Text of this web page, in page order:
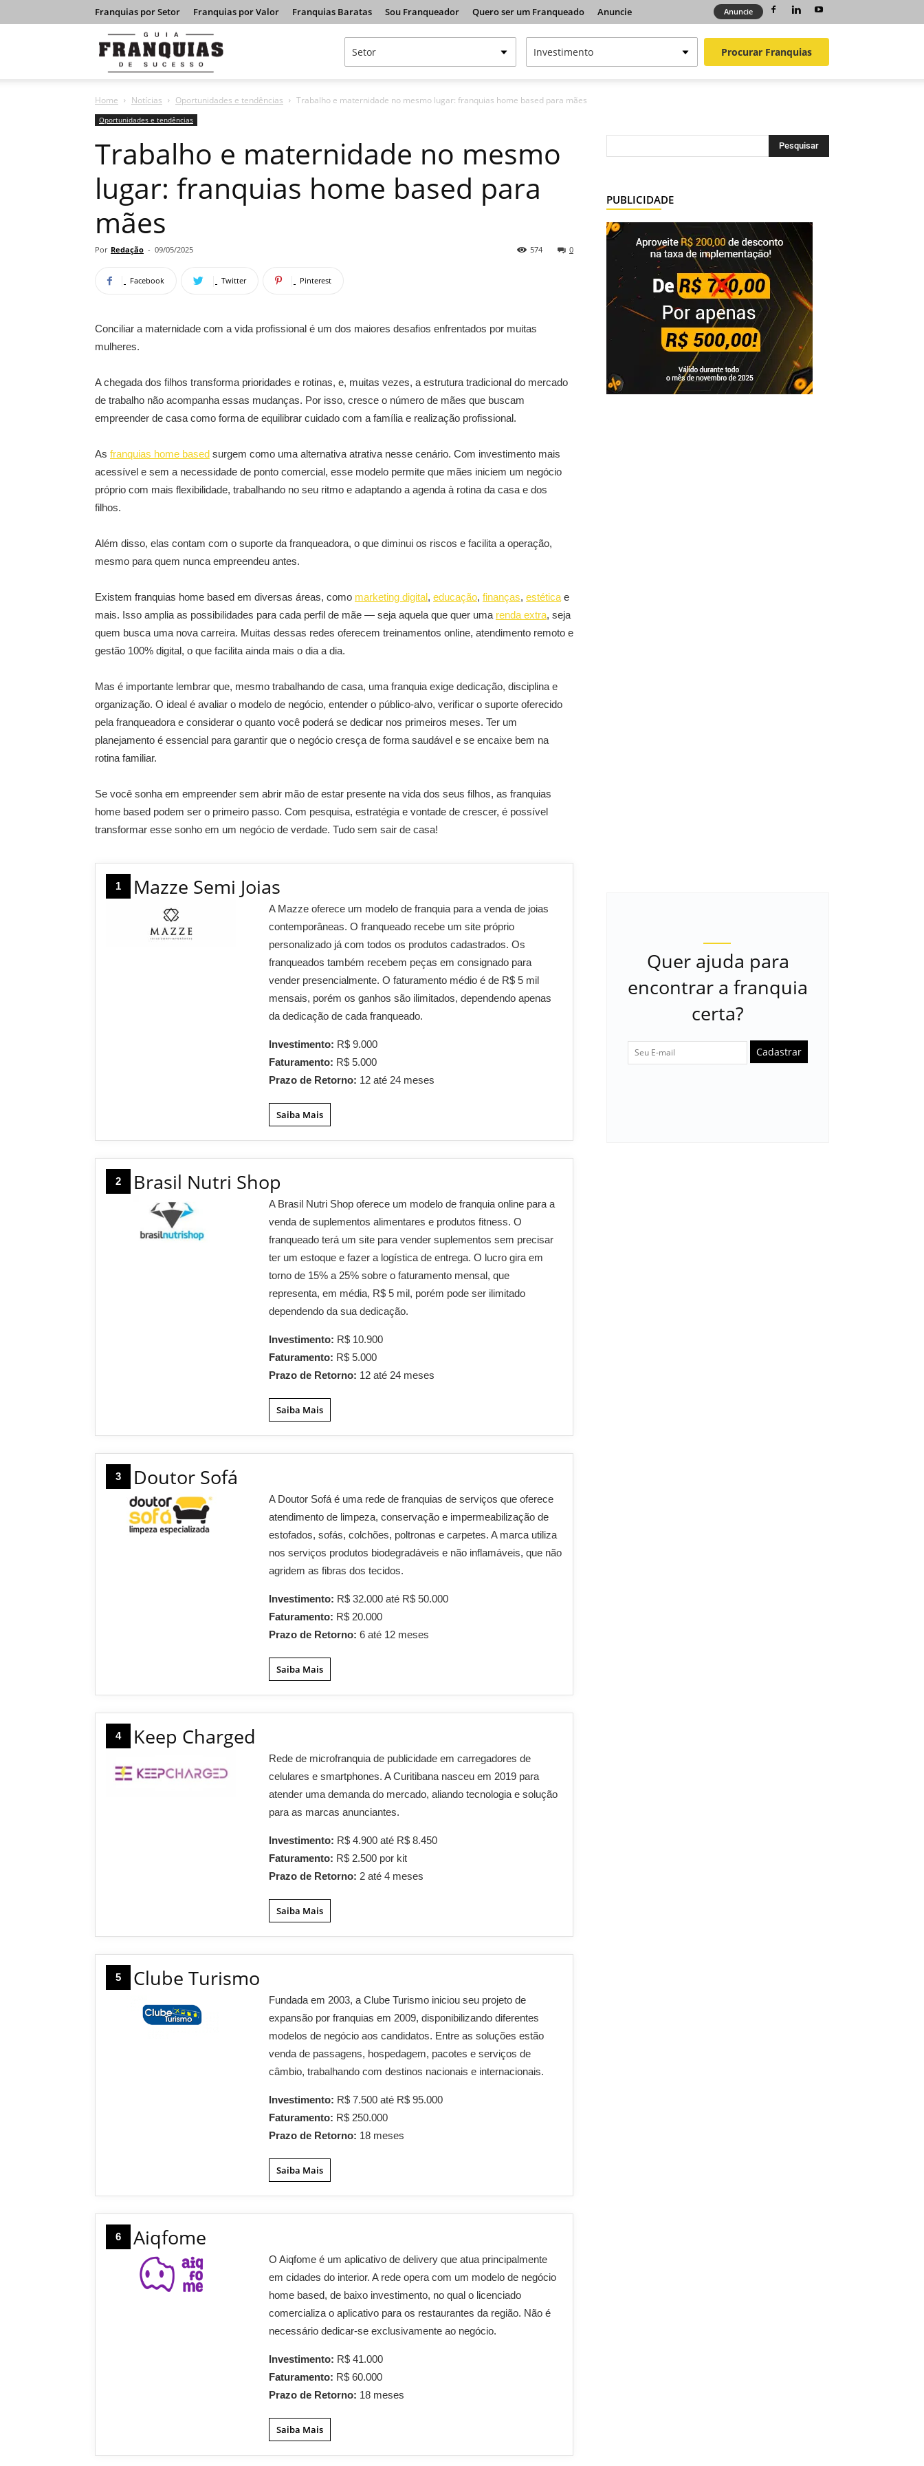
Franquias por Setor Franquias por Valor Franquias Baratas Sou Franqueador Quero ser um Franqueado Anuncie Anuncie
Franquias
de
Procurar Franquias
Home Notícias Oportunidades e tendências Trabalho e maternidade no mesmo lugar: franquias home based para mães
Oportunidades e tendências
Trabalho e maternidade no mesmo
lugar: franquias home based para
mães
Por Redação - 09/05/2025 0
574
Facebook Twitter Pinterest
Conciliar a maternidade com a vida profissional é um dos maiores desafios enfrentados por muitas
mulheres.
A chegada dos filhos transforma prioridades e rotinas, e, muitas vezes, a estrutura tradicional do mercado
de trabalho não acompanha essas mudanças. Por isso, cresce o número de mães que buscam
empreender de casa como forma de equilibrar cuidado com a família e realização profissional.
As franquias home based surgem como uma alternativa atrativa nesse cenário. Com investimento mais
acessível e sem a necessidade de ponto comercial, esse modelo permite que mães iniciem um negócio
próprio com mais flexibilidade, trabalhando no seu ritmo e adaptando a agenda à rotina da casa e dos
filhos.
Além disso, elas contam com o suporte da franqueadora, o que diminui os riscos e facilita a operação,
mesmo para quem nunca empreendeu antes.
Existem franquias home based em diversas áreas, como marketing digital, educação, finanças, estética e
mais. Isso amplia as possibilidades para cada perfil de mãe — seja aquela que quer uma renda extra, seja
quem busca uma nova carreira. Muitas dessas redes oferecem treinamentos online, atendimento remoto e
gestão 100% digital, o que facilita ainda mais o dia a dia.
Mas é importante lembrar que, mesmo trabalhando de casa, uma franquia exige dedicação, disciplina e
organização. O ideal é avaliar o modelo de negócio, entender o público-alvo, verificar o suporte oferecido
pela franqueadora e considerar o quanto você poderá se dedicar nos primeiros meses. Ter um
planejamento é essencial para garantir que o negócio cresça de forma saudável e se encaixe bem na
rotina familiar.
Se você sonha em empreender sem abrir mão de estar presente na vida dos seus filhos, as franquias
home based podem ser o primeiro passo. Com pesquisa, estratégia e vontade de crescer, é possível
transformar esse sonho em um negócio de verdade. Tudo sem sair de casa!
1 Mazze Semi Joias
A Mazze oferece um modelo de franquia para a venda de joias
contemporâneas. O franqueado recebe um site próprio
personalizado já com todos os produtos cadastrados. Os
franqueados também recebem peças em consignado para
vender presencialmente. O faturamento médio é de R$ 5 mil
mensais, porém os ganhos são ilimitados, dependendo apenas
da dedicação de cada franqueado.
Investimento: R$ 9.000
Faturamento: R$ 5.000
Prazo de Retorno: 12 até 24 meses
Saiba Mais
2 Brasil Nutri Shop
A Brasil Nutri Shop oferece um modelo de franquia online para a
venda de suplementos alimentares e produtos fitness. O
franqueado terá um site para vender suplementos sem precisar
ter um estoque e fazer a logística de entrega. O lucro gira em
torno de 15% a 25% sobre o faturamento mensal, que
representa, em média, R$ 5 mil, porém pode ser ilimitado
dependendo da sua dedicação.
Investimento: R$ 10.900
Faturamento: R$ 5.000
Prazo de Retorno: 12 até 24 meses
Saiba Mais
3 Doutor Sofá
A Doutor Sofá é uma rede de franquias de serviços que oferece
atendimento de limpeza, conservação e impermeabilização de
estofados, sofás, colchões, poltronas e carpetes. A marca utiliza
nos serviços produtos biodegradáveis e não inflamáveis, que não
agridem as fibras dos tecidos.
Investimento: R$ 32.000 até R$ 50.000
Faturamento: R$ 20.000
Prazo de Retorno:6 até 12 meses
Saiba Mais
4 Keep Charged
Rede de microfranquia de publicidade em carregadores de
celulares e smartphones. A Curitibana nasceu em 2019 para
atender uma demanda do mercado, aliando tecnologia e solução
para as marcas anunciantes.
Investimento: R$ 4.900 até R$ 8.450
Faturamento: R$ 2.500 por kit
Prazo de Retorno: 2 até 4 meses
Saiba Mais
5 Clube Turismo
Fundada em 2003, a Clube Turismo iniciou seu projeto de
expansão por franquias em 2009, disponibilizando diferentes
modelos de negócio aos candidatos. Entre as soluções estão
venda de passagens, hospedagem, pacotes e serviços de
câmbio, trabalhando com destinos nacionais e internacionais.
Investimento: R$ 7.500 até R$ 95.000
Faturamento: R$ 250.000
Prazo de Retorno: 18 meses
Saiba Mais
6 Aiqfome
O Aiqfome é um aplicativo de delivery que atua principalmente
em cidades do interior. A rede opera com um modelo de negócio
home based, de baixo investimento, no qual o licenciado
comercializa o aplicativo para os restaurantes da região. Não é
necessário dedicar-se exclusivamente ao negócio.
Investimento: R$ 41.000
Faturamento: R$ 60.000
Prazo de Retorno: 18 meses
Saiba Mais
PUBLICIDADE
Quer ajuda para
encontrar a franquia
certa?
Cadastrar